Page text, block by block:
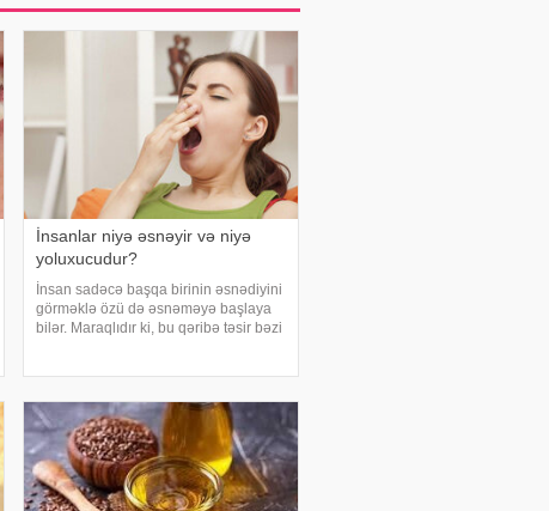
İnsanlar niyə əsnəyir və niyə
yoluxucudur?
İnsan sadəcə başqa birinin əsnədiyini
görməklə özü də əsnəməyə başlaya
bilər. Maraqlıdır ki, bu qəribə təsir bəzi